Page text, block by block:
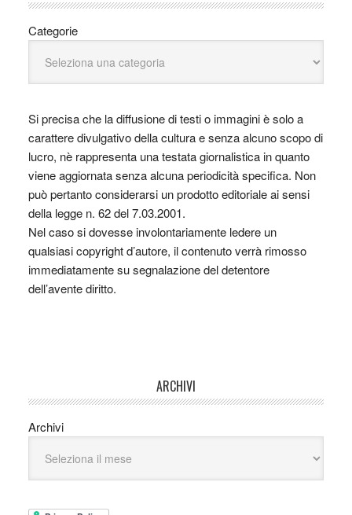
Categorie
Si precisa che la diffusione di testi o immagini è solo a
carattere divulgativo della cultura e senza alcuno scopo di
lucro, nè rappresenta una testata giornalistica in quanto
viene aggiornata senza alcuna periodicità specifica. Non
può pertanto considerarsi un prodotto editoriale ai sensi
della legge n. 62 del 7.03.2001.
Nel caso si dovesse involontariamente ledere un
qualsiasi copyright d’autore, il contenuto verrà rimosso
immediatamente su segnalazione del detentore
dell’avente diritto.
ARCHIVI
Archivi